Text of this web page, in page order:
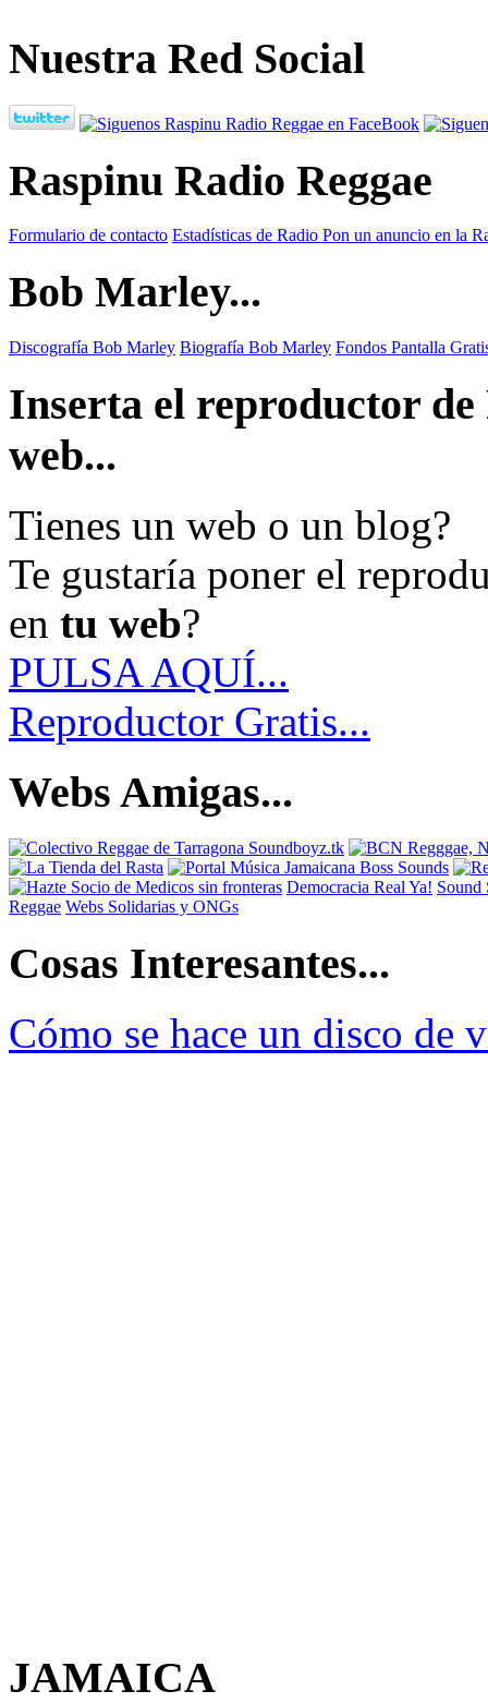
Nuestra Red Social
Raspinu Radio Reggae
Formulario de contacto Estadísticas de Radio Pon un anuncio en la
Bob Marley...
Discografía Bob Marley Biografía Bob Marley Fondos Pantalla
Inserta el reproductor de
web...
Tienes un web o un blog?
Te gustaría poner el
en tu web?
PULSA AQUÍ...
Reproductor Gratis...
Webs Amigas...
Democracia Real Ya! Sound
Reggae Webs Solidarias y ONGs
Cosas Interesantes...
Cómo se hace un disco de
JAMAICA